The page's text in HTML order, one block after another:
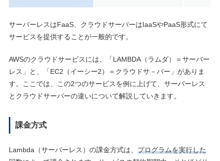
サーバーレスはFaaS、クラウドサーバーはIaaSやPaaS形式にて
サービスを提供することが一般的です。
AWSのクラウドサービスには、「LAMBDA（ラムダ）＝サーバー
レス」と、「EC2（イーシー2）＝クラウドサ－バー」がありま
す。ここでは、この2つのサービスを例に上げて、サーバーレス
とクラウドサーバーの違いについて解説していきます。
課金方式
Lambda（サーバーレス）の課金方式は、 プログラムを実行した